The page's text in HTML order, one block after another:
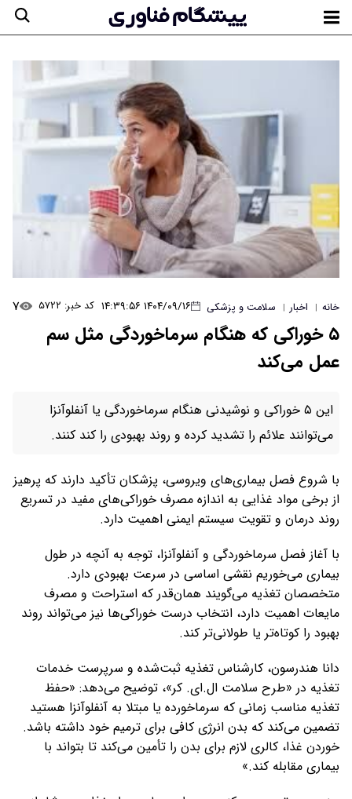
خانه | اخبار | سلامت و پزشکی ۱۴۰۴/۰۹/۱۶ ۱۴:۳۹:۵۶ کد خبر: ۵۷۲۲ ۷
۵ خوراکی که هنگام سرماخوردگی مثل سم
عمل می‌کند
این ۵ خوراکی‌ و نوشیدنی هنگام سرماخوردگی یا آنفلوآنزا
می‌توانند علائم را تشدید کرده و روند بهبودی را کند کنند.
با شروع فصل بیماری‌های ویروسی، پزشکان تأکید دارند که پرهیز
از برخی مواد غذایی به اندازه مصرف خوراکی‌های مفید در تسریع
روند درمان و تقویت سیستم ایمنی اهمیت دارد.
با آغاز فصل سرماخوردگی و آنفلوآنزا، توجه به آنچه در طول
بیماری می‌خوریم نقشی اساسی در سرعت بهبودی دارد.
متخصصان تغذیه می‌گویند همان‌قدر که استراحت و مصرف
مایعات اهمیت دارد، انتخاب درست خوراکی‌ها نیز می‌تواند روند
بهبود را کوتاه‌تر یا طولانی‌تر کند.
دانا هندرسون، کارشناس تغذیه ثبت‌شده و سرپرست خدمات
تغذیه در «طرح سلامت ال.ای. کر»، توضیح می‌دهد: «حفظ
تغذیه مناسب زمانی که سرماخورده یا مبتلا به آنفلوآنزا هستید
تضمین می‌کند که بدن انرژی کافی برای ترمیم خود داشته باشد.
خوردن غذا، کالری لازم برای بدن را تأمین می‌کند تا بتواند با
بیماری مقابله کند.»